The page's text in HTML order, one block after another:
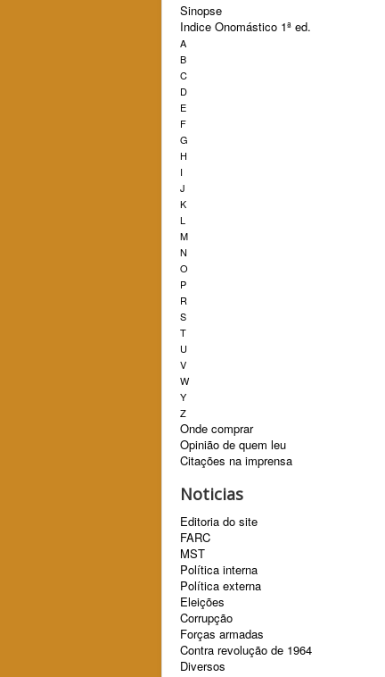
Sinopse
Indice Onomástico 1ª ed.
A
B
C
D
E
F
G
H
I
J
K
L
M
N
O
P
R
S
T
U
V
W
Y
Z
Onde comprar
Opinião de quem leu
Citações na imprensa
Noticias
Editoria do site
FARC
MST
Política interna
Política externa
Eleições
Corrupção
Forças armadas
Contra revolução de 1964
Diversos